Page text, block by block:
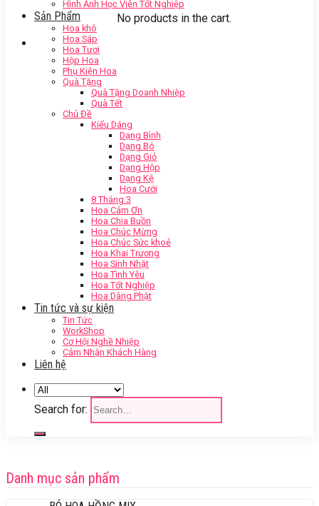
No products in the cart.
Hình Ảnh Học Viên Tốt Nghiệp
Sản Phẩm
Hoa khô
Hoa Sáp
Hoa Tươi
Hộp Hoa
Phụ Kiện Hoa
Quà Tặng
Quà Tặng Doanh Nhiệp
Quà Tết
Chủ Đề
Kiểu Dáng
Dạng Bình
Dạng Bó
Dạng Giỏ
Dạng Hộp
Dạng Kệ
Hoa Cưới
8 Tháng 3
Hoa Cảm Ơn
Hoa Chia Buồn
Hoa Chúc Mừng
Hoa Chúc Sức khoẻ
Hoa Khai Trương
Hoa Sinh Nhật
Hoa Tình Yêu
Hoa Tốt Nghiệp
Hoa Dâng Phật
Tin tức và sự kiện
Tin Tức
WorkShop
Cơ Hội Nghề Nhiệp
Cảm Nhận Khách Hàng
Liên hệ
Search for:
Danh mục sản phẩm